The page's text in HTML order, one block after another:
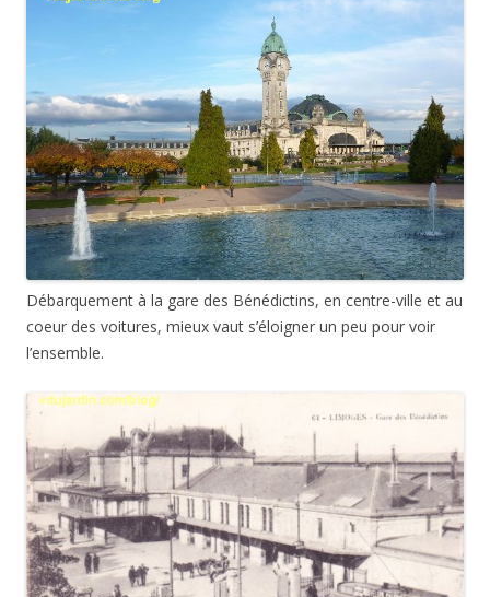
Débarquement à la gare des Bénédictins, en centre-ville et au
coeur des voitures, mieux vaut s’éloigner un peu pour voir
l’ensemble.